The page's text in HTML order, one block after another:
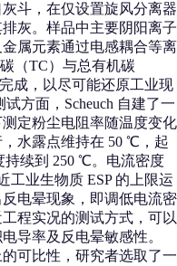
斗，在仅设置旋风分离器
灰。样品中主要阴阳离子
属元素通过电感耦合等离
（TC）与总有机碳
成，以尽可能还原工业现
方面，Scheuch 自建了一
定粉尘电阻率随温度变化
水露点维持在 50 ℃，起
持续到 250 ℃。电流密度
工业生物质 ESP 的上限运
电晕现象，即调低电流密
程实况的测试方式，可以
导率及反电晕敏感性。
可比性，研究者选取了一